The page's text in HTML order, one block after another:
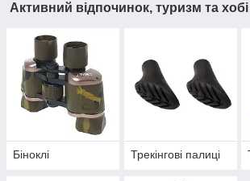
Активний відпочинок, туризм та хобі
Біноклі Трекінгові палиці